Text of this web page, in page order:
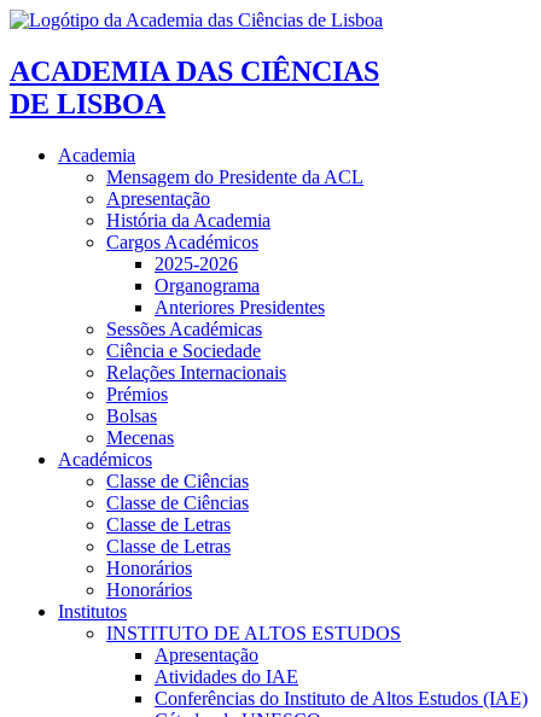
ACADEMIA DAS CIÊNCIAS
DE LISBOA
Academia
Mensagem do Presidente da ACL
Apresentação
História da Academia
Cargos Académicos
2025-2026
Organograma
Anteriores Presidentes
Sessões Académicas
Ciência e Sociedade
Relações Internacionais
Prémios
Bolsas
Mecenas
Académicos
Classe de Ciências
Classe de Ciências
Classe de Letras
Classe de Letras
Honorários
Honorários
Institutos
INSTITUTO DE ALTOS ESTUDOS
Apresentação
Atividades do IAE
Conferências do Instituto de Altos Estudos (IAE)